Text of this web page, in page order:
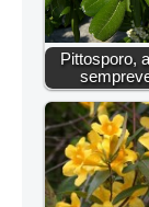
Pittosporo,